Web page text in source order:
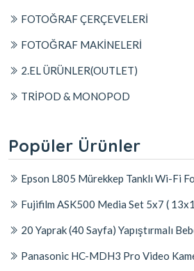
FOTOĞRAF ÇERÇEVELERİ
FOTOĞRAF MAKİNELERİ
2.EL ÜRÜNLER(OUTLET)
TRİPOD & MONOPOD
Popüler Ürünler
Epson L805 Mürekkep Tanklı Wi-Fi
Fujifilm ASK500 Media Set 5x7 (
20 Yaprak (40 Sayfa) Yapıştırmalı
Panasonic HC-MDH3 Pro Video